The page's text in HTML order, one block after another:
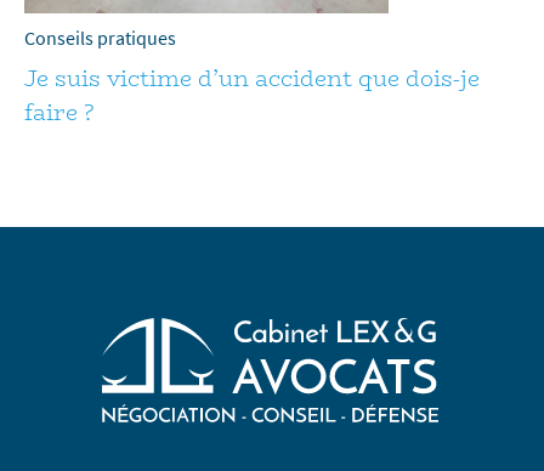
Conseils pratiques
Je suis victime d’un accident que dois-je
faire ?